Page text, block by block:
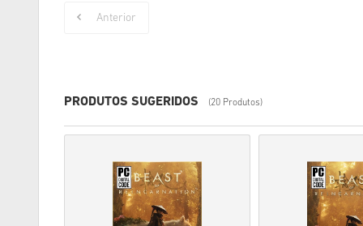
Anterior
PRODUTOS SUGERIDOS (20 Produtos)